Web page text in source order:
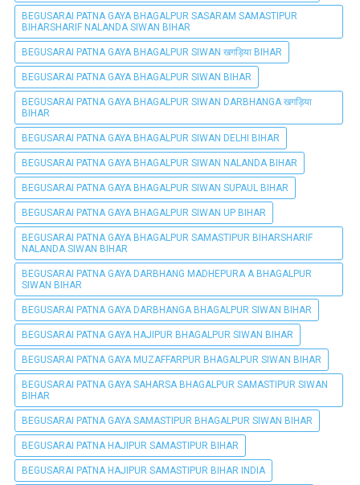
BEGUSARAI PATNA GAYA BHAGALPUR SASARAM SAMASTIPUR
BIHARSHARIF NALANDA SIWAN BIHAR
BEGUSARAI PATNA GAYA BHAGALPUR SIWAN खगड़िया BIHAR
BEGUSARAI PATNA GAYA BHAGALPUR SIWAN BIHAR
BEGUSARAI PATNA GAYA BHAGALPUR SIWAN DARBHANGA खगड़िया
BIHAR
BEGUSARAI PATNA GAYA BHAGALPUR SIWAN DELHI BIHAR
BEGUSARAI PATNA GAYA BHAGALPUR SIWAN NALANDA BIHAR
BEGUSARAI PATNA GAYA BHAGALPUR SIWAN SUPAUL BIHAR
BEGUSARAI PATNA GAYA BHAGALPUR SIWAN UP BIHAR
BEGUSARAI PATNA GAYA BHAGALPUR SAMASTIPUR BIHARSHARIF
NALANDA SIWAN BIHAR
BEGUSARAI PATNA GAYA DARBHANG MADHEPURA A BHAGALPUR
SIWAN BIHAR
BEGUSARAI PATNA GAYA DARBHANGA BHAGALPUR SIWAN BIHAR
BEGUSARAI PATNA GAYA HAJIPUR BHAGALPUR SIWAN BIHAR
BEGUSARAI PATNA GAYA MUZAFFARPUR BHAGALPUR SIWAN BIHAR
BEGUSARAI PATNA GAYA SAHARSA BHAGALPUR SAMASTIPUR SIWAN
BIHAR
BEGUSARAI PATNA GAYA SAMASTIPUR BHAGALPUR SIWAN BIHAR
BEGUSARAI PATNA HAJIPUR SAMASTIPUR BIHAR
BEGUSARAI PATNA HAJIPUR SAMASTIPUR BIHAR INDIA